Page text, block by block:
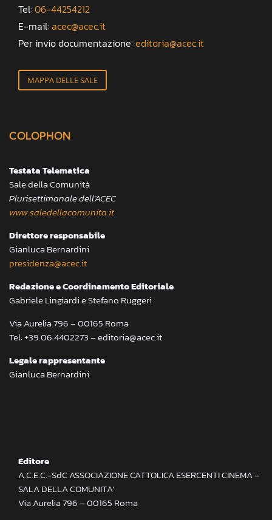
Tel: 06-44254212
E-mail: acec@acec.it
Per invio documentazione: editoria@acec.it
MAPPA DELLE SALE
COLOPHON
Testata Telematica
Sale della Comunità
Plurisettimanale dell’ACEC
www.saledellacomunita.it
Direttore responsabile
Gianluca Bernardini
presidenza@acec.it
Redazione e Coordinamento Editoriale
Gabriele Lingiardi e Stefano Ruggeri
Via Aurelia 796 – 00165 Roma
Tel: +39.06.4402273 – editoria@acec.it
Legale rappresentante
Gianluca Bernardini
Editore
A.C.E.C.-SdC ASSOCIAZIONE CATTOLICA ESERCENTI CINEMA –
SALA DELLA COMUNITA’
Via Aurelia 796 – 00165 Roma